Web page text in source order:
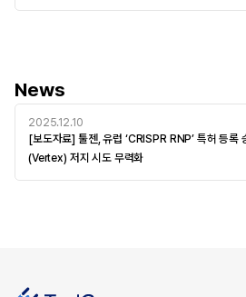
News
2025.12.10
[보도자료] 툴젠, 유럽 ‘CRISPR RNP’ 특허 등
(Vertex) 저지 시도 무력화